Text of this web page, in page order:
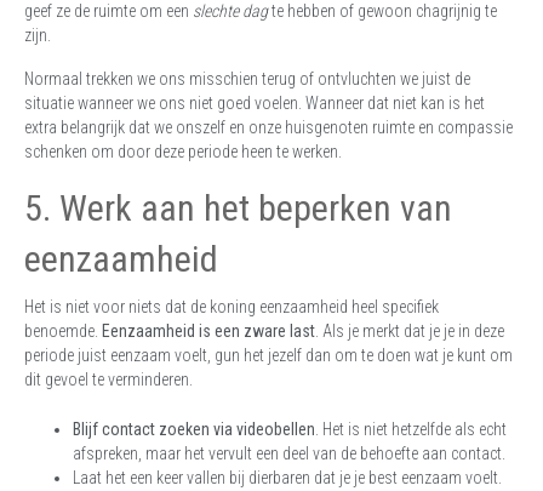
geef ze de ruimte om een slechte dagte hebben of gewoon chagrijnig te
zijn.
Normaal trekken we ons misschien terug of ontvluchten we juist de
situatie wanneer we ons niet goed voelen. Wanneer dat niet kan is het
extra belangrijk dat we onszelf en onze huisgenoten ruimte en compassie
schenken om door deze periode heen te werken.
5. Werk aan het beperken van
eenzaamheid
Het is niet voor niets dat de koning eenzaamheid heel specifiek
benoemde. Eenzaamheid is een zware last. Als je merkt dat je je in deze
periode juist eenzaam voelt, gun het jezelf dan om te doen wat je kunt om
dit gevoel te verminderen.
Blijf contact zoeken via videobellen. Het is niet hetzelfde als echt
afspreken, maar het vervult een deel van de behoefte aan contact.
Laat het een keer vallen bij dierbaren dat je je best eenzaam voelt.